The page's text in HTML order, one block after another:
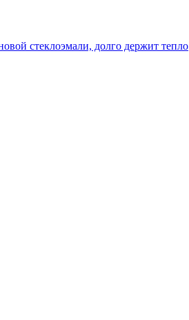
стеклоэмали, долго держит тепло